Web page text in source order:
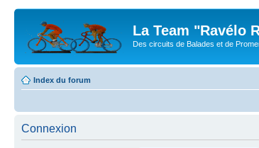
La Team "Ravélo
Des circuits de Balades et de
Index du forum
Connexion